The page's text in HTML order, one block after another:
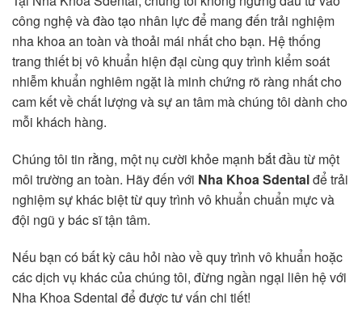
công nghệ và đào tạo nhân lực để mang đến trải nghiệm
nha khoa an toàn và thoải mái nhất cho bạn. Hệ thống
trang thiết bị vô khuẩn hiện đại cùng quy trình kiểm soát
nhiễm khuẩn nghiêm ngặt là minh chứng rõ ràng nhất cho
cam kết về chất lượng và sự an tâm mà chúng tôi dành cho
mỗi khách hàng.
Chúng tôi tin rằng, một nụ cười khỏe mạnh bắt đầu từ một
môi trường an toàn. Hãy đến với Nha Khoa Sdentalđể trải
nghiệm sự khác biệt từ quy trình vô khuẩn chuẩn mực và
đội ngũ y bác sĩ tận tâm.
Nếu bạn có bất kỳ câu hỏi nào về quy trình vô khuẩn hoặc
các dịch vụ khác của chúng tôi, đừng ngần ngại liên hệ với
Nha Khoa Sdental để được tư vấn chi tiết!